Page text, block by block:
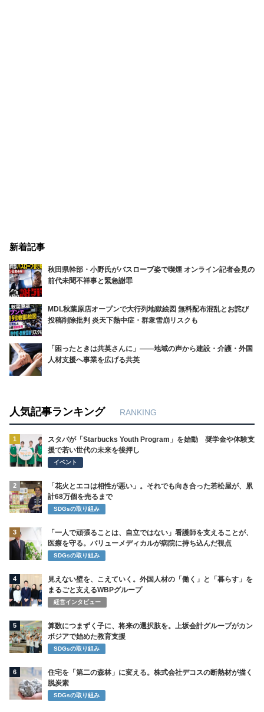
新着記事
秋田県幹部・小野氏がバスローブ姿で喫煙 オンライン記者会見の
前代未聞不祥事と緊急謝罪
MDL秋葉原店オープンで大行列地獄絵図 無料配布混乱とお詫び
投稿削除批判 炎天下熱中症・群衆雪崩リスクも
「困ったときは共英さんに」――地域の声から建設・介護・外国
人材支援へ事業を広げる共英
人気記事ランキング RANKING
1
スタバが「Starbucks Youth Program」を始動 奨学金や体験支
援で若い世代の未来を後押し
イベント
2
「花火とエコは相性が悪い」。それでも向き合った若松屋が、累
計68万個を売るまで
SDGsの取り組み
3
「一人で頑張ることは、自立ではない」看護師を支えることが、
医療を守る。バリューメディカルが病院に持ち込んだ視点
SDGsの取り組み
4
見えない壁を、こえていく。外国人材の「働く」と「暮らす」を
まるごと支えるWBPグループ
経営インタビュー
5
算数につまずく子に、将来の選択肢を。上坂会計グループがカン
ボジアで始めた教育支援
SDGsの取り組み
6
住宅を「第二の森林」に変える。株式会社デコスの断熱材が描く
脱炭素
SDGsの取り組み